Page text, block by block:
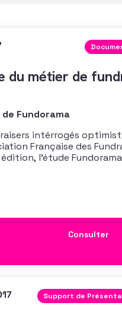
du métier de
Fundorama
intérrogés
Française des
l’étude
Consulter
Support de